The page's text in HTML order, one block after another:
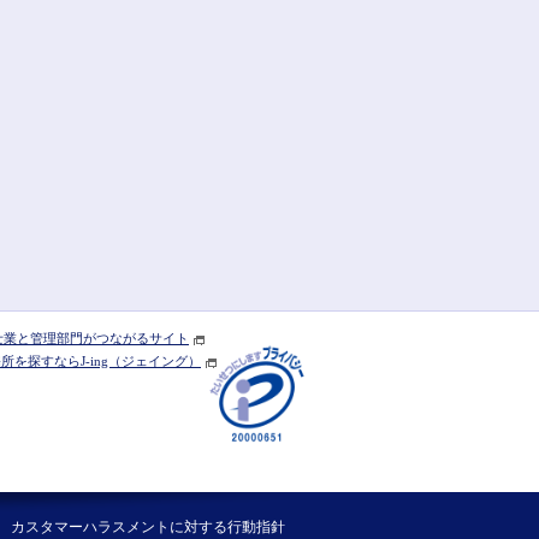
と管理部門がつながるサイト
を探すならJ-ing（ジェイング）
カスタマーハラスメントに対する行動指針